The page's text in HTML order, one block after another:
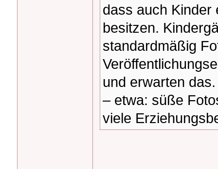
dass auch Kinder
besitzen.
standardmäßig
und erwarten
– etwa: süße
viele